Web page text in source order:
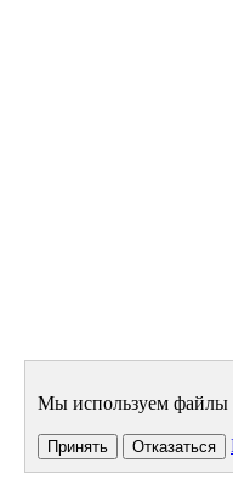
Мы используем файлы
Принять Отказаться